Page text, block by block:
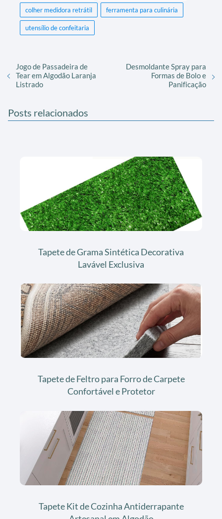
colher medidora retrátil ferramenta para culinária
utensílio de confeitaria
Jogo de Passadeira de
Tear em Algodão Laranja
Listrado
Desmoldante Spray para
Formas de Bolo e
Panificação
Posts relacionados
Tapete de Grama Sintética Decorativa
Lavável Exclusiva
Tapete de Feltro para Forro de Carpete
Confortável e Protetor
Tapete Kit de Cozinha Antiderrapante